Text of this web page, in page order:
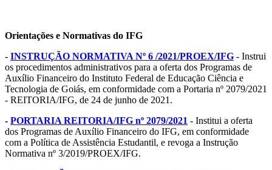
Orientações e Normativas do IFG
- INSTRUÇÃO NORMATIVA Nº 6 /2021/PROEX/IFG - Instrui
os procedimentos administrativos para a oferta dos Programas de
Auxílio Financeiro do Instituto Federal de Educação Ciência e
Tecnologia de Goiás, em conformidade com a Portaria nº 2079/2021
- REITORIA/IFG, de 24 de junho de 2021.
- PORTARIA REITORIA/IFG nº 2079/2021 - Institui a oferta
dos Programas de Auxílio Financeiro do IFG, em conformidade
com a Política de Assistência Estudantil, e revoga a Instrução
Normativa nº 3/2019/PROEX/IFG.